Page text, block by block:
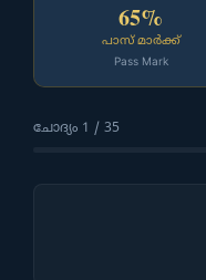
65%
പാസ് മാർക്ക്
Pass Mark
ചോദ്യം 1 / 35